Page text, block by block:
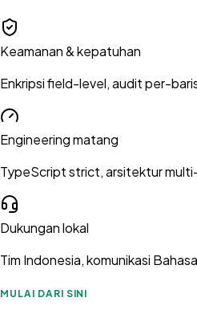
Keamanan & kepatuhan
Enkripsi field-level, audit per-
Engineering matang
TypeScript strict, arsitektur
Dukungan lokal
Tim Indonesia, komunikasi
MULAI DARI SINI